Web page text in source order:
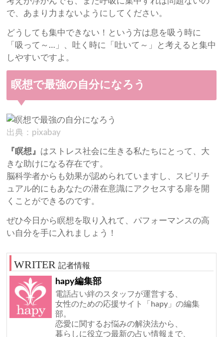
で、あまり力まないようにしてください。
どうしても集中できない！という方は息を吸う時に
「吸って～…」、吐く時に「吐いて～」と考えると集中
しやすいですよ。
瞑想で最強の自分になろう
出典：pixabay
『瞑想』 はストレス社会に生きる私たちにとって、大
きな助けになる存在です。
脳科学者からも効果が認められていますし、スピリチ
ュアル的にもあなたの潜在意識にアクセスする扉を開
くことができるのです。
ぜひ今日から瞑想を取り入れて、パフォーマンスの高
い自分を手に入れましょう！
記者情報
hapy編集部
電話占い絆のスタッフが運営する、
女性のための応援サイト「hapy」の編集
部。
恋愛に関するお悩みの解決法から、
暮らしに役立つ最新の占い情報まで、